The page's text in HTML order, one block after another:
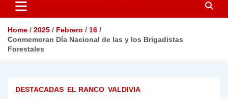
Home 2025 Febrero
16
Conmemoran Día Nacional de las y los Brigadistas
Forestales
DESTACADAS EL RANCO VALDIVIA